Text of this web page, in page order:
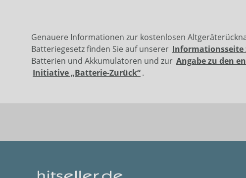
Genauere Informationen zur kostenlosen
Batteriegesetz finden Sie auf unserer Informationsseite
Batterien und Akkumulatoren und zur Angabe zu den
Initiative „Batterie-Zurück“.